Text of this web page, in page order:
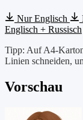
Nur Englisch
Englisch + Russisch
Tipp: Auf A4-
Linien schneiden,
Vorschau